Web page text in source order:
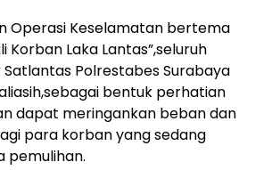
Operasi Keselamatan bertema
Korban Laka Lantas”,seluruh
Polrestabes Surabaya
bentuk perhatian
dapat meringankan beban dan
para korban yang sedang
pemulihan.